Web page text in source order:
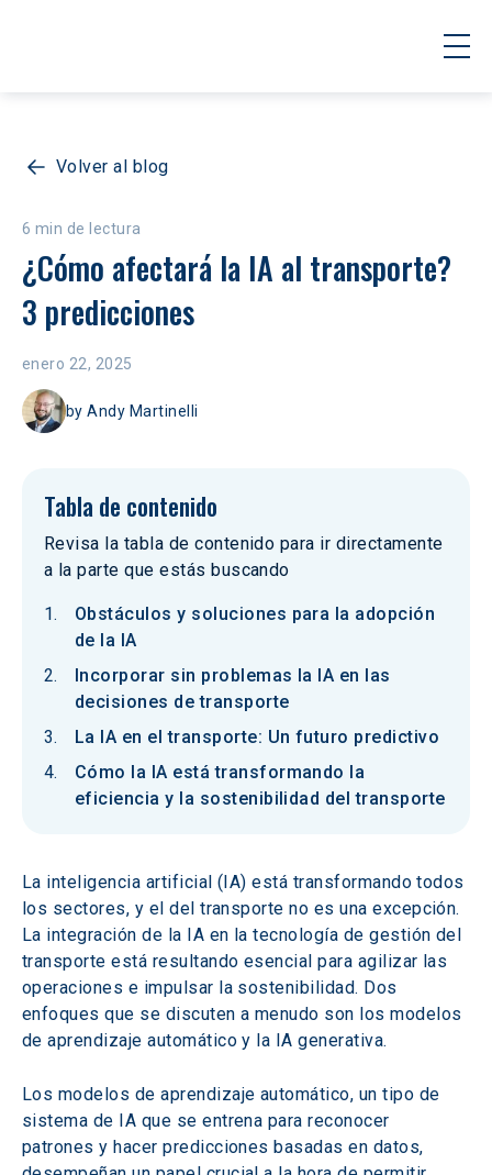
Volver al blog
6 min de lectura
¿Cómo afectará la IA al transporte?
3 predicciones
enero 22, 2025
byAndy Martinelli
Tabla de contenido
Revisa la tabla de contenido para ir directamente
a la parte que estás buscando
Obstáculos y soluciones para la adopción
de la IA
Incorporar sin problemas la IA en las
decisiones de transporte
La IA en el transporte: Un futuro predictivo
Cómo la IA está transformando la
eficiencia y la sostenibilidad del transporte
La inteligencia artificial (IA) está transformando todos
los sectores, y el del transporte no es una excepción.
La integración de la IA en la tecnología de gestión del
transporte está resultando esencial para agilizar las
operaciones e impulsar la sostenibilidad. Dos
enfoques que se discuten a menudo son los modelos
de aprendizaje automático y la IA generativa.
Los modelos de aprendizaje automático, un tipo de
sistema de IA que se entrena para reconocer
patrones y hacer predicciones basadas en datos,